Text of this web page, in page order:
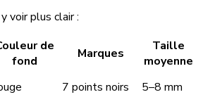
voir plus clair :
de
fond
Marques
Taille
moyenne
7 points noirs
5–8 mm